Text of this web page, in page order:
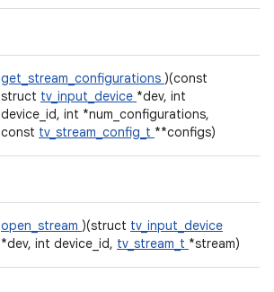
get_stream_configurations )(const
struct tv_input_device *dev, int
device_id, int *num_configurations,
const tv_stream_config_t **configs)
open_stream )(struct tv_input_device
*dev, int device_id, tv_stream_t *stream)